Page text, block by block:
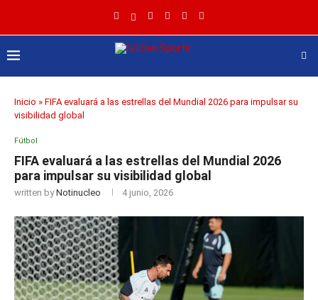
Inicio » FIFA evaluará a las estrellas del Mundial 2026 para impulsar su
visibilidad global
Fútbol
FIFA evaluará a las estrellas del Mundial 2026
para impulsar su visibilidad global
written byNotinucleo 4 junio, 2026